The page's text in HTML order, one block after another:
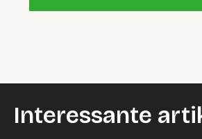
Interessante